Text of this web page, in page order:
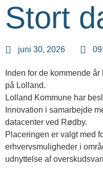
Stort
juni 30, 2026
Inden for de kommende
på Lolland.
Lolland Kommune har
Innovation i samarbejde
datacenter ved Rødby.
Placeringen er valgt med
erhvervsmuligheder i
udnyttelse af